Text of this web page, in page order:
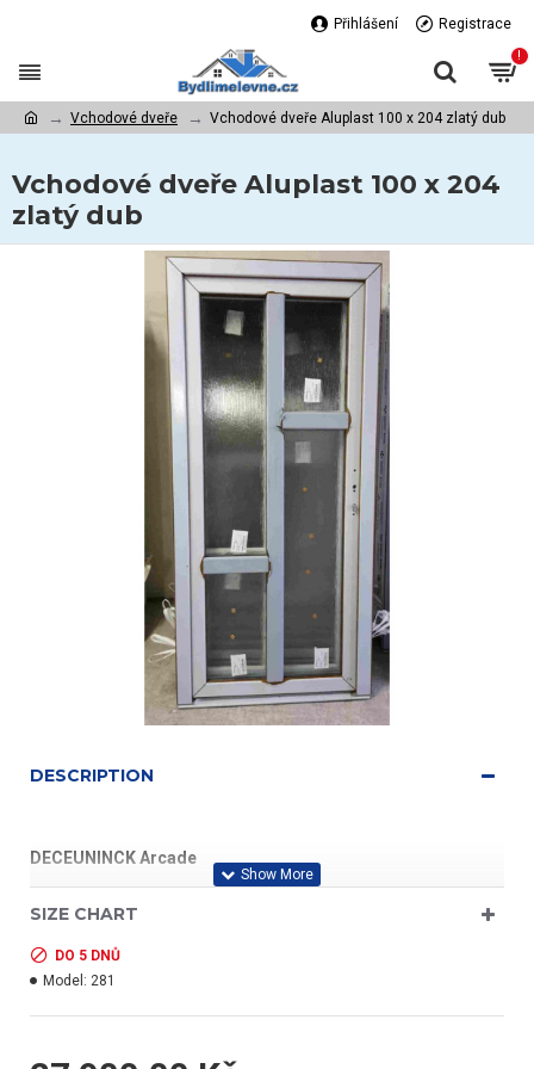
Přihlášení Registrace
!
Vchodové dveře Vchodové dveře Aluplast 100 x 204 zlatý dub
Vchodové dveře Aluplast 100 x 204
zlatý dub
DESCRIPTION
DECEUNINCK Arcade
profil třídy "A"
SIZE CHART
DO 5 DNŮ
Model: 281